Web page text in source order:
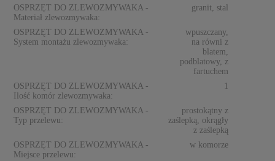
OSPRZĘT DO ZLEWOZMYWAKA -
Materiał zlewozmywaka:
granit, stal
OSPRZĘT DO ZLEWOZMYWAKA -
System montażu zlewozmywaka:
wpuszczany,
na równi z
blatem,
podblatowy, z
fartuchem
OSPRZĘT DO ZLEWOZMYWAKA -
Ilość komór zlewozmywaka:
1
OSPRZĘT DO ZLEWOZMYWAKA -
Typ przelewu:
prostokątny z
zaślepką, okrągły
z zaślepką
OSPRZĘT DO ZLEWOZMYWAKA -
Miejsce przelewu:
w komorze